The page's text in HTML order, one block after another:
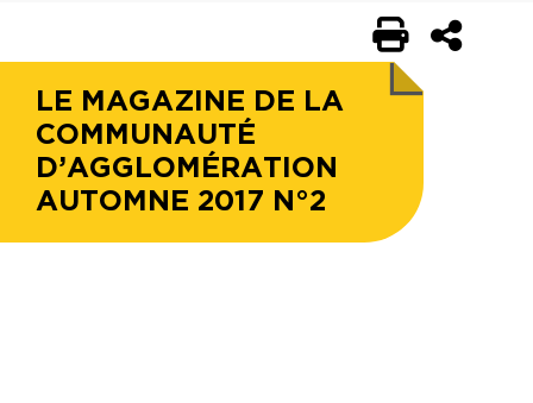
LE MAGAZINE DE LA
COMMUNAUTÉ
D’AGGLOMÉRATION
AUTOMNE 2017 N°2